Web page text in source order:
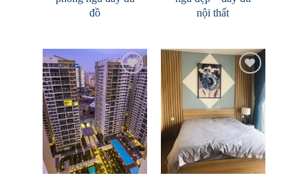
đồ
nội thất
Add to
Wishlist
Add to
Wishlist